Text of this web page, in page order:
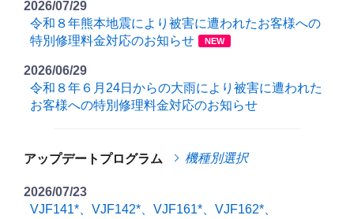
2026/07/29
令和８年熊本地震により被害に遭われたお客様への
特別修理料金対応のお知らせ
NEW
2026/06/29
令和８年６月24日からの大雨により被害に遭われた
お客様への特別修理料金対応のお知らせ
アップデートプログラム 機種別選択
2026/07/23
VJF141*、VJF142*、VJF161*、VJF162*、